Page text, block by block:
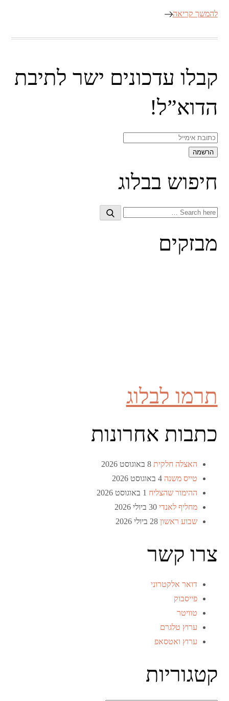
להמשך קריאה
קבלו עדכונים ישר לתיבת
הדוא”ל!
חיפוש בבלוג
Search
Search
מבזקים
תרמו לבלוג
כתבות אחרונות
האצלה חלקית 8 באוגוסט 2026
טייס משנה 4 באוגוסט 2026
ההימור שהצליח 1 באוגוסט 2026
מחליף לאנדי 30 ביולי 2026
שבוע ראשון 28 ביולי 2026
צרו קשר
דואר אלקטרוני
פייסבוק
טוויטר
ערוץ טלגרם
ערוץ ואטסאפ
קטגוריות